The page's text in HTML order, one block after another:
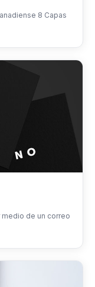
8 Capas
de un correo